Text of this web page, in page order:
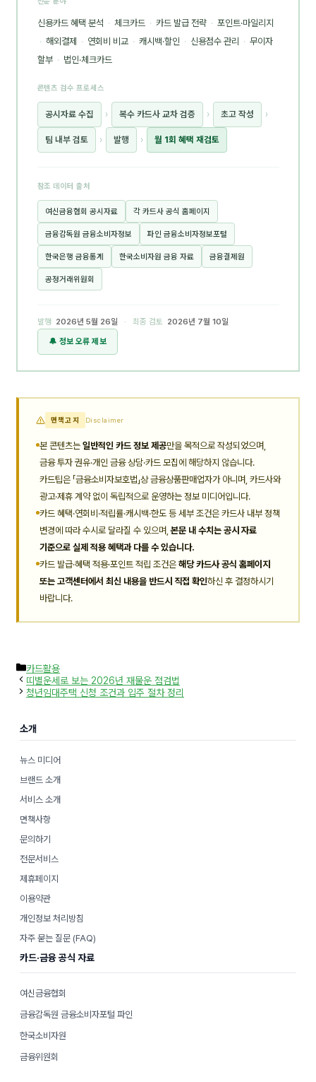
신용카드 혜택 분석 · 체크카드 · 카드 발급 전략 · 포인트·마일리지
· 해외결제 · 연회비 비교 · 캐시백·할인 · 신용점수 관리 · 무이자
할부 · 법인·체크카드
콘텐츠 검수 프로세스
공시자료 수집 › 복수 카드사 교차 검증 › 초고 작성 ›
팀 내부 검토 › 발행 › 월 1회 혜택 재검토
참조 데이터 출처
여신금융협회 공시자료 각 카드사 공식 홈페이지
금융감독원 금융소비자정보 파인 금융소비자정보포털
한국은행 금융통계 한국소비자원 금융 자료 금융결제원
공정거래위원회
발행 2026년 5월 26일 · 최종 검토 2026년 7월 10일
🔔 정보 오류 제보
면책고지 Disclaimer
본 콘텐츠는 일반적인 카드 정보 제공만을 목적으로 작성되었으며,
금융 투자 권유·개인 금융 상담·카드 모집에 해당하지 않습니다.
카드팁은 「금융소비자보호법」상 금융상품판매업자가 아니며, 카드사와
광고·제휴 계약 없이 독립적으로 운영하는 정보 미디어입니다.
카드 혜택·연회비·적립률·캐시백·한도 등 세부 조건은 카드사 내부 정책
변경에 따라 수시로 달라질 수 있으며,본문 내 수치는 공시 자료
기준으로 실제 적용 혜택과 다를 수 있습니다.
카드 발급·혜택 적용·포인트 적립 조건은 해당 카드사 공식 홈페이지
또는 고객센터에서 최신 내용을 반드시 직접 확인하신 후 결정하시기
바랍니다.
카
테
고
리
카드활용
띠별운세로 보는 2026년 재물운 점검법
청년임대주택 신청 조건과 입주 절차 정리
소개
뉴스 미디어
브랜드 소개
서비스 소개
면책사항
문의하기
전문서비스
제휴페이지
이용약관
개인정보 처리방침
자주 묻는 질문 (FAQ)
카드·금융 공식 자료
여신금융협회
금융감독원 금융소비자포털 파인
한국소비자원
금융위원회